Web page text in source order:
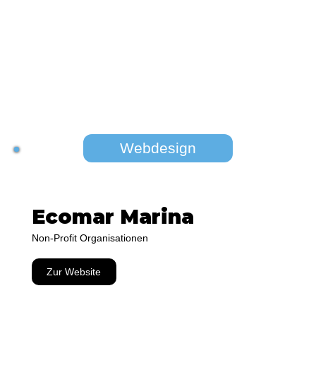
Ecomar Marina
Non-Profit Organisationen
Zur Website
Webdesign